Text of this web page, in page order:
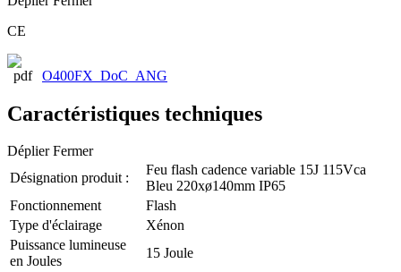
CE
O400FX_DoC_ANG
Caractéristiques techniques
Déplier Fermer
Désignation produit :
Feu flash cadence variable 15J 115Vca
Bleu 220xø140mm IP65
Fonctionnement
Flash
Type d'éclairage
Xénon
Puissance lumineuse
en Joules
15 Joule